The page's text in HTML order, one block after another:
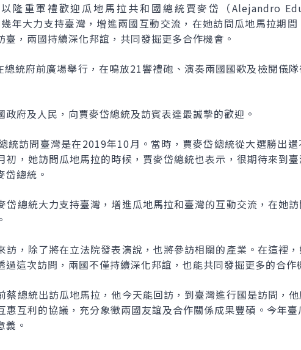
隆重軍禮歡迎瓜地馬拉共和國總統賈麥岱（Alejandro
年大力支持臺灣，增進兩國互動交流，在她訪問瓜地馬拉期
，兩國持續深化邦誼，共同發掘更多合作機會。
統府前廣場舉行，在鳴放21響禮砲、演奏兩國國歌及檢閱儀
府及人民，向賈麥岱總統及訪賓表達最誠摯的歡迎。
統訪問臺灣是在2019年10月。當時，賈麥岱總統從大選勝出
初，她訪問瓜地馬拉的時候，賈麥岱總統也表示，很期待來到
岱總統。
岱總統大力支持臺灣，增進瓜地馬拉和臺灣的互動交流，在她
訪，除了將在立法院發表演說，也將參訪相關的產業。在這裡
這次訪問，兩國不僅持續深化邦誼，也能共同發掘更多的合作
蔡總統出訪瓜地馬拉，他今天能回訪，到臺灣進行國是訪問，
惠互利的協議，充分象徵兩國友誼及合作關係成果豐碩。今年
義。